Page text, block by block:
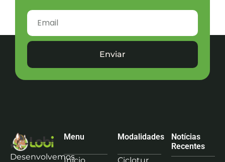
Enviar
Desenvolvemos
Menu Modalidades
Notícias
Recentes